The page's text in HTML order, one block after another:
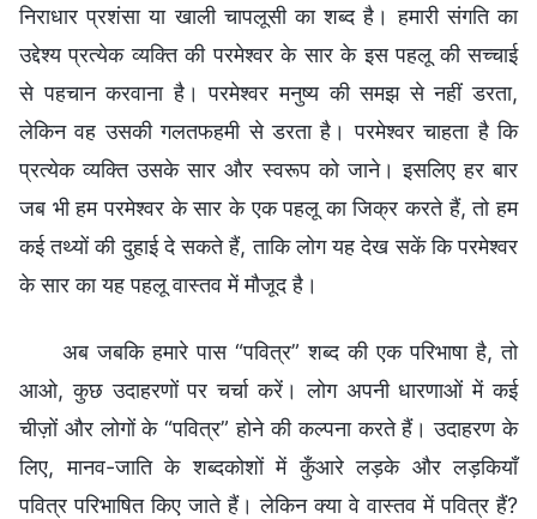
निराधार प्रशंसा या खाली चापलूसी का शब्द है। हमारी संगति का
उद्देश्य प्रत्येक व्यक्ति की परमेश्वर के सार के इस पहलू की सच्चाई
से पहचान करवाना है। परमेश्वर मनुष्य की समझ से नहीं डरता,
लेकिन वह उसकी गलतफहमी से डरता है। परमेश्वर चाहता है कि
प्रत्येक व्यक्ति उसके सार और स्वरूप को जाने। इसलिए हर बार
जब भी हम परमेश्वर के सार के एक पहलू का जिक्र करते हैं, तो हम
कई तथ्यों की दुहाई दे सकते हैं, ताकि लोग यह देख सकें कि परमेश्वर
के सार का यह पहलू वास्तव में मौजूद है।
अब जबकि हमारे पास “पवित्र” शब्द की एक परिभाषा है, तो
आओ, कुछ उदाहरणों पर चर्चा करें। लोग अपनी धारणाओं में कई
चीज़ों और लोगों के “पवित्र” होने की कल्पना करते हैं। उदाहरण के
लिए, मानव-जाति के शब्दकोशों में कुँआरे लड़के और लड़कियाँ
पवित्र परिभाषित किए जाते हैं। लेकिन क्या वे वास्तव में पवित्र हैं?